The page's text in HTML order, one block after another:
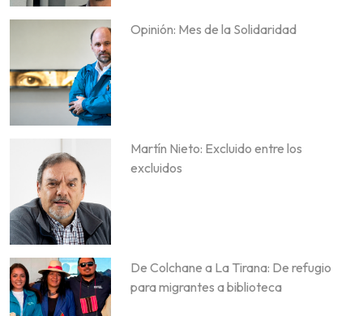
Opinión: Mes de la Solidaridad
Martín Nieto: Excluido entre los
excluidos
De Colchane a La Tirana: De refugio
para migrantes a biblioteca